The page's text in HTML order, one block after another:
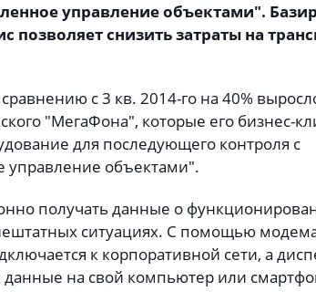
управление объектами".
позволяет снизить затраты на
с 3 кв. 2014-го на 40%
"МегаФона", которые его бизнес-
для последующего контроля с
объектами".
получать данные о
ситуациях. С помощью
к корпоративной сети, а
данные на свой компьютер или